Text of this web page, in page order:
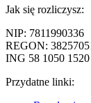
Jak się rozliczysz:
NIP: 7811990336
REGON:
ING 58 1050
Przydatne linki: